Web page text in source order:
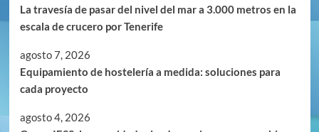
La travesía de pasar del nivel del mar a 3.000 metros en la
escala de crucero por Tenerife
agosto 7, 2026
Equipamiento de hostelería a medida: soluciones para
cada proyecto
agosto 4, 2026